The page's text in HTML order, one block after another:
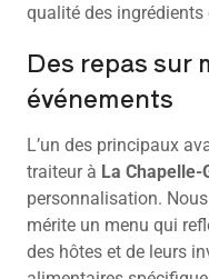
qualité des
Des repas sur
événements
L’un des principaux
traiteur à La Chapelle-
personnalisation.
mérite un menu qui
des hôtes et de leurs